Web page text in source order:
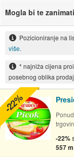
Mogla bi te
Pozicioniranje na
više.
* najniža cijena
posebnog oblika
-22%
557 m
-22%